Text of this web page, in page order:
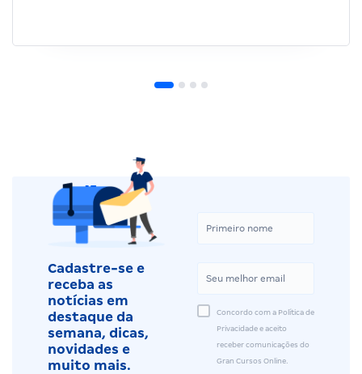
Cadastre-se e
receba as
notícias em
destaque da
semana, dicas,
novidades e
muito mais.
Concordo com a Política de
Privacidade e aceito
receber comunicações do
Gran Cursos Online.